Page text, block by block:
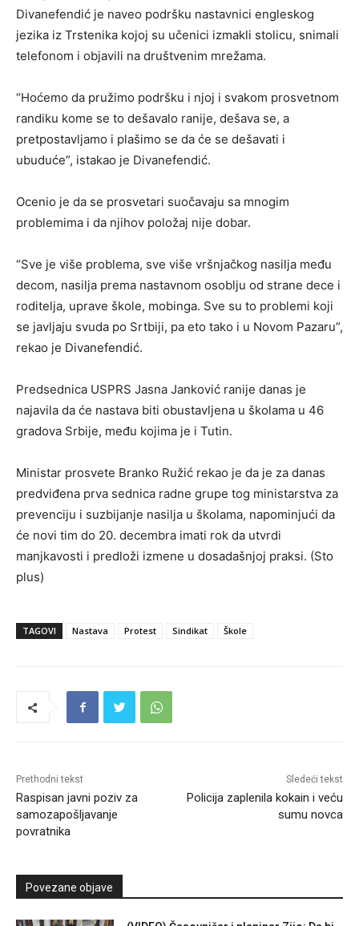
Divanefendić je naveo podršku nastavnici engleskog
jezika iz Trstenika kojoj su učenici izmakli stolicu, snimali
telefonom i objavili na društvenim mrežama.
“Hoćemo da pružimo podršku i njoj i svakom prosvetnom
randiku kome se to dešavalo ranije, dešava se, a
pretpostavljamo i plašimo se da će se dešavati i
ubuduće”, istakao je Divanefendić.
Ocenio je da se prosvetari suočavaju sa mnogim
problemima i da njihov položaj nije dobar.
“Sve je više problema, sve više vršnjačkog nasilja među
decom, nasilja prema nastavnom osoblju od strane dece i
roditelja, uprave škole, mobinga. Sve su to problemi koji
se javljaju svuda po Srtbiji, pa eto tako i u Novom Pazaru”,
rekao je Divanefendić.
Predsednica USPRS Jasna Janković ranije danas je
najavila da će nastava biti obustavljena u školama u 46
gradova Srbije, među kojima je i Tutin.
Ministar prosvete Branko Ružić rekao je da je za danas
predviđena prva sednica radne grupe tog ministarstva za
prevenciju i suzbijanje nasilja u školama, napominjući da
će novi tim do 20. decembra imati rok da utvrdi
manjkavosti i predloži izmene u dosadašnjoj praksi. (Sto
plus)
TAGOVI Nastava Protest Sindikat Škole
Prethodni tekst
Raspisan javni poziv za
samozapošljavanje
povratnika
Sledeći tekst
Policija zaplenila kokain i veću
sumu novca
Povezane objave